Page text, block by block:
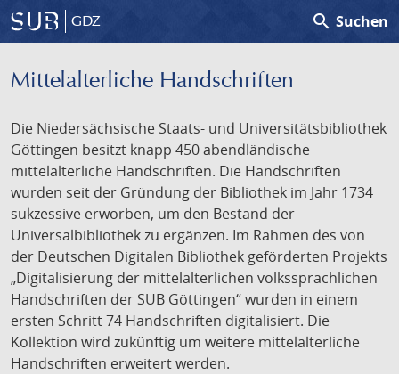
GDZ search Suchen
Mittelalterliche Handschriften
Die Niedersächsische Staats- und Universitätsbibliothek
Göttingen besitzt knapp 450 abendländische
mittelalterliche Handschriften. Die Handschriften
wurden seit der Gründung der Bibliothek im Jahr 1734
sukzessive erworben, um den Bestand der
Universalbibliothek zu ergänzen. Im Rahmen des von
der Deutschen Digitalen Bibliothek geförderten Projekts
„Digitalisierung der mittelalterlichen volkssprachlichen
Handschriften der SUB Göttingen“ wurden in einem
ersten Schritt 74 Handschriften digitalisiert. Die
Kollektion wird zukünftig um weitere mittelalterliche
Handschriften erweitert werden.